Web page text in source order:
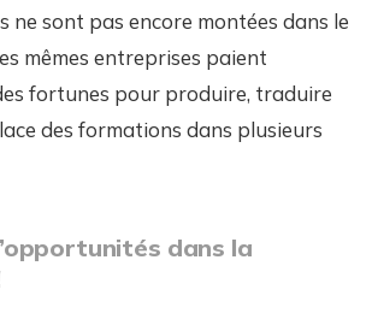
ne sont pas encore montées dans le
mêmes entreprises paient
fortunes pour produire, traduire
des formations dans plusieurs
dans la